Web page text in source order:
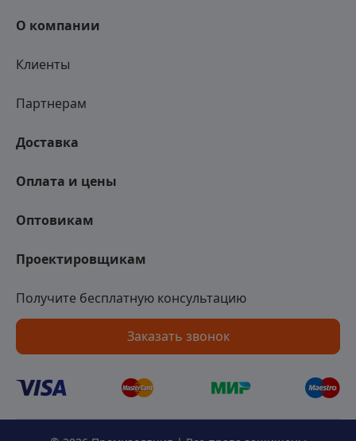
Получите бесплатную консультацию
Заказать звонок
О компании
Клиенты
Партнерам
Доставка
Оплата и цены
Оптовикам
Проектировщикам